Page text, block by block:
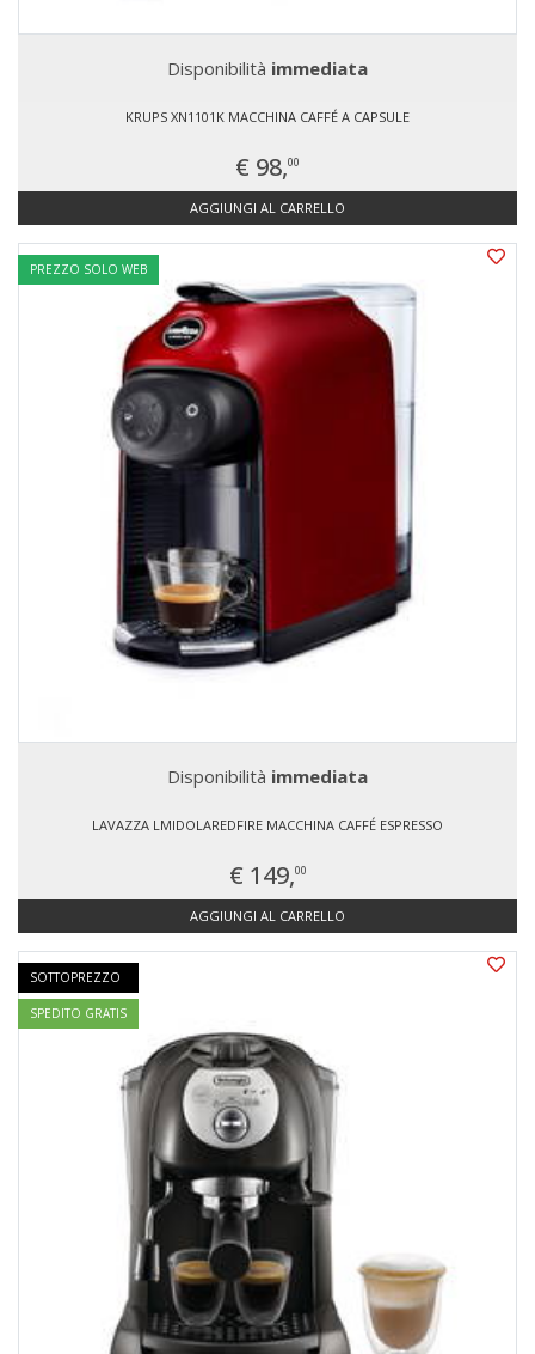
Disponibilità immediata
KRUPS XN1101K MACCHINA CAFFÉ A CAPSULE
€ 98,00
AGGIUNGI AL CARRELLO
PREZZO SOLO WEB
Disponibilità immediata
LAVAZZA LMIDOLAREDFIRE MACCHINA CAFFÉ ESPRESSO
€ 149,00
AGGIUNGI AL CARRELLO
SOTTOPREZZO
SPEDITO GRATIS